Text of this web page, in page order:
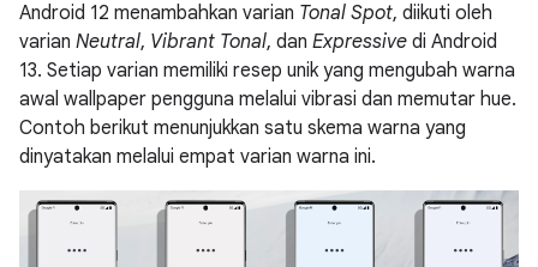
Android 12 menambahkan varian Tonal Spot, diikuti oleh
varian Neutral, Vibrant Tonal, dan Expressive di Android
13. Setiap varian memiliki resep unik yang mengubah warna
awal wallpaper pengguna melalui vibrasi dan memutar hue.
Contoh berikut menunjukkan satu skema warna yang
dinyatakan melalui empat varian warna ini.